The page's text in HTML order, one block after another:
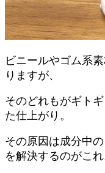
ビニールやゴム系
りますが、
そのどれもがギト
た仕上がり。
その原因は成分中
を解決するのがこれ